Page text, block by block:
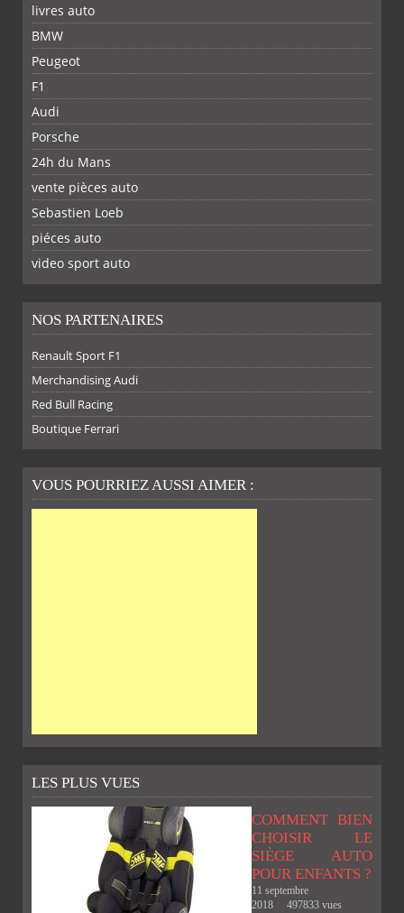
SUR SUR SUR SUR
FACEBOOKTWITTER
livres auto
BMW
Peugeot
F1
Audi
Porsche
24h du Mans
vente pièces auto
Sebastien Loeb
piéces auto
video sport auto
NOS PARTENAIRES
Renault Sport F1
Merchandising Audi
Red Bull Racing
Boutique Ferrari
VOUS POURRIEZ AUSSI AIMER :
LES PLUS VUES
COMMENT BIEN
CHOISIR LE
SIÈGE AUTO
POUR ENFANTS ?
11 septembre
2018
497833 vues